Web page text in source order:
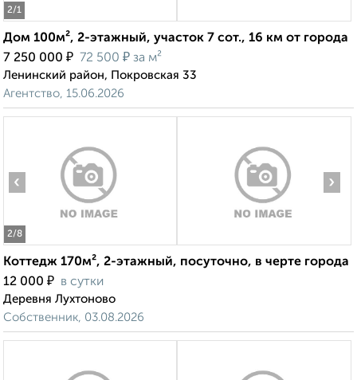
2/1
Дом 100м², 2-этажный, участок 7 сот., 16 км от города
7 250 000 ₽ 72 500 ₽ за м²
Ленинский район, Покровская 33
Агентство, 15.06.2026
2/8
‹ ›
Коттедж 170м², 2-этажный, посуточно, в черте города
12 000 ₽ в сутки
Деревня Лухтоново
Собственник, 03.08.2026